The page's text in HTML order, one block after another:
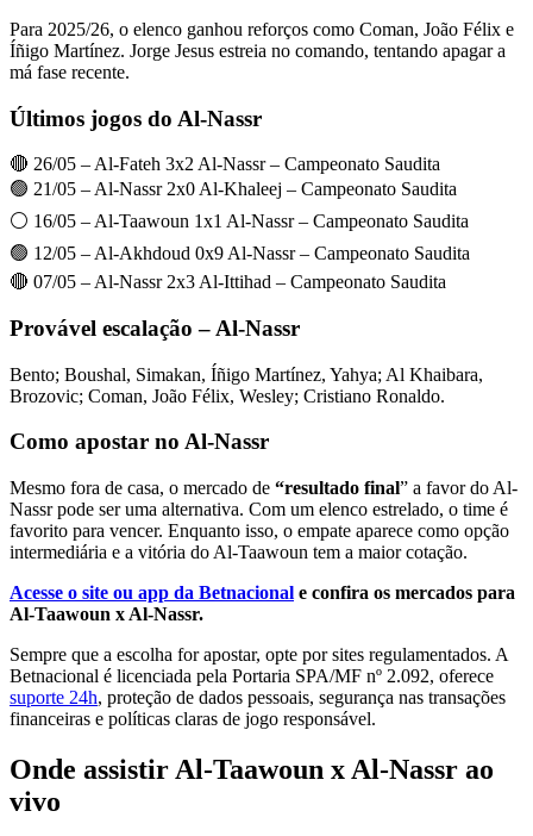
Para 2025/26, o elenco ganhou reforços como Coman, João Félix e
Íñigo Martínez. Jorge Jesus estreia no comando, tentando apagar a
má fase recente.
Últimos jogos do Al-Nassr
🔴 26/05 – Al-Fateh 3x2 Al-Nassr – Campeonato Saudita
🟢 21/05 – Al-Nassr 2x0 Al-Khaleej – Campeonato Saudita
⚪ 16/05 – Al-Taawoun 1x1 Al-Nassr – Campeonato Saudita
🟢 12/05 – Al-Akhdoud 0x9 Al-Nassr – Campeonato Saudita
🔴 07/05 – Al-Nassr 2x3 Al-Ittihad – Campeonato Saudita
Provável escalação – Al-Nassr
Bento; Boushal, Simakan, Íñigo Martínez, Yahya; Al Khaibara,
Brozovic; Coman, João Félix, Wesley; Cristiano Ronaldo.
Como apostar no Al-Nassr
Mesmo fora de casa, o mercado de “resultado final” a favor do Al-
Nassr pode ser uma alternativa. Com um elenco estrelado, o time é
favorito para vencer. Enquanto isso, o empate aparece como opção
intermediária e a vitória do Al-Taawoun tem a maior cotação.
Acesse o site ou app da Betnacional e confira os mercados para
Al-Taawoun x Al-Nassr.
Sempre que a escolha for apostar, opte por sites regulamentados. A
Betnacional é licenciada pela Portaria SPA/MF nº 2.092, oferece
suporte 24h, proteção de dados pessoais, segurança nas transações
financeiras e políticas claras de jogo responsável.
Onde assistir Al-Taawoun x Al-Nassr ao
vivo